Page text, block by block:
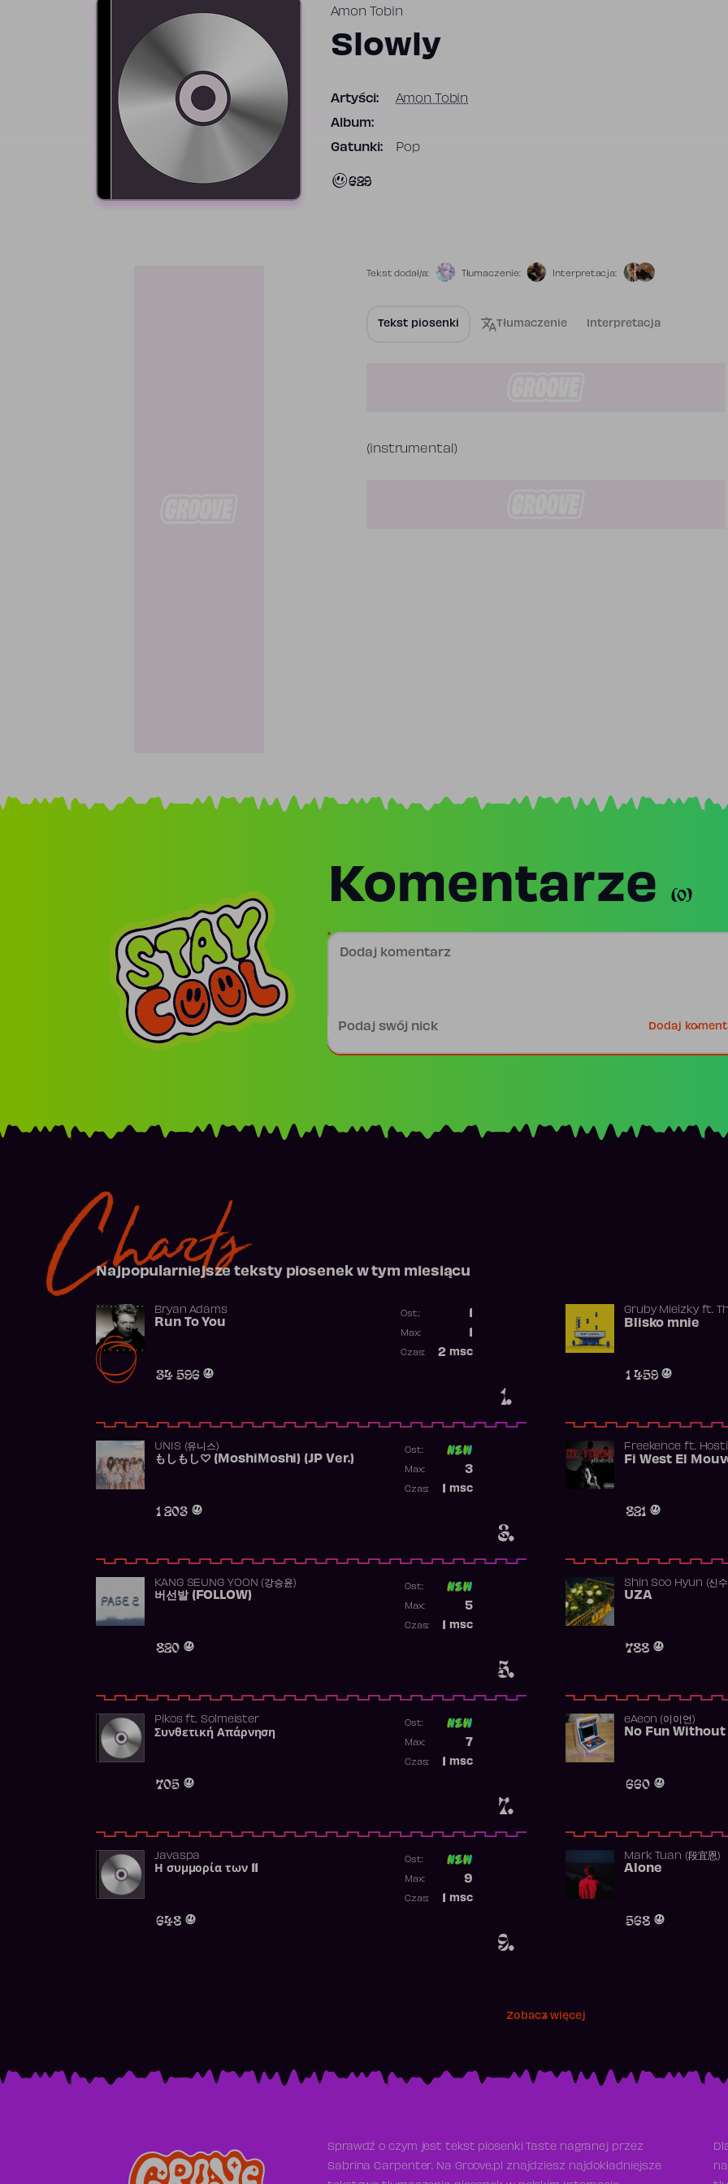
Amon Tobin
Slowly
Artyści: Amon Tobin
Album:
Gatunki: Pop
629
Tekst dodał/a: Tłumaczenie: Interpretacja:
Tekst piosenki Tłumaczenie Interpretacja
Tekst piosenki
(instrumental)
Komentarze (0)
Dodaj komentarz
Dodaj
Charts
Najpopularniejsze teksty piosenek w tym miesiącu
1.
Bryan Adams
Run To You
34 596
Ost.:
Max:
2 msc
Czas:
Gruby Mielzkyft.
Blisko mnie
1 459
3.
UNIS (유니스)
もしもし♡ (MoshiMoshi) (JP Ver.)
1 203
Ost:
3
Max:
msc
Czas:
Freekence ft.
821
5.
KANG SEUNG YOON (강승윤)
버선발 (FOLLOW)
820
Ost:
5
Max:
msc
Czas:
Shin Soo Hyun (신수
UZA
788
7.
Pikosft. Solmeister
Συνθετική Απάρνηση
705
Ost:
7
Max:
msc
Czas:
​eAeon (이이언)
No Fun Without
660
9.
Javaspa
Η συμμορία των 11
648
Ost:
9
Max:
msc
Czas:
Mark Tuan (段宜恩)
Alone
568
Zobacz więcej
Sprawdź o czym jest tekst piosenki Taste nagranej przez
Sabrina Carpenter. Na Groove.pl znajdziesz najdokładniejsze